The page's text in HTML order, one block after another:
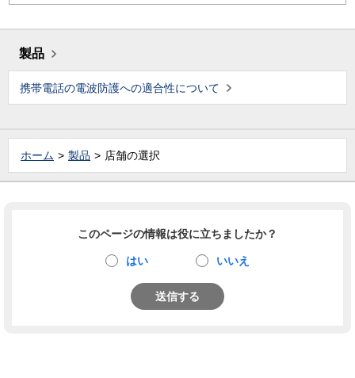
製品
携帯電話の電波防護への適合性について
ホーム 製品 店舗の選択
このページの情報は役に立ちましたか？
はい いいえ
送信する